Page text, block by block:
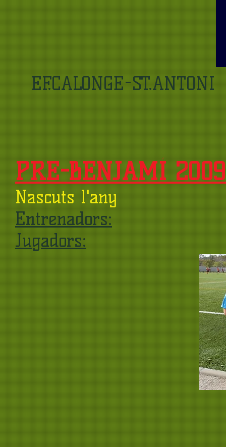
EF.CALONGE-ST.ANTONI
PRE-BENJAMÍ
Nascuts l'any
Entrenadors:
Jugadors: